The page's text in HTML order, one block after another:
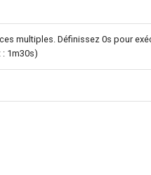
multiples. Définissez 0s pour
1m30s)